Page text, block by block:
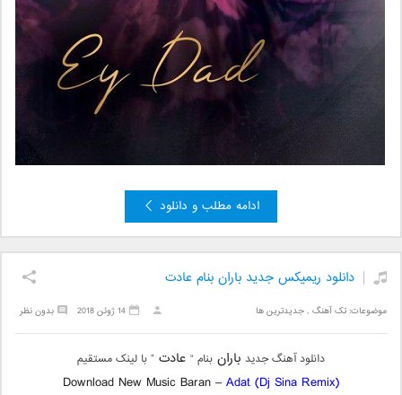
ادامه مطلب و دانلود
دانلود ریمیکس جدید باران بنام عادت
موضوعات:تک آهنگ ,جدیدترین ها بدون نظر 14 ژوئن 2018
دانلود آهنگ جدید باران بنام “ عادت ” با لینک مستقیم
Download New Music Baran –Adat (Dj Sina Remix)